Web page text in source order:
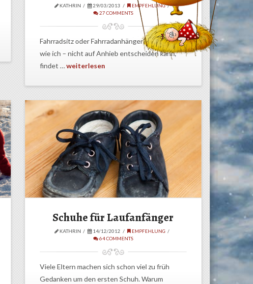
KATHRIN 29/03/2013
EMPFEHLUNG
27 COMMENTS
Fahrradsitz oder Fahrradanhänger? Wer sich –
wie ich – nicht auf Anhieb entscheiden kann,
findet …weiterlesen
Schuhe für Laufanfänger
KATHRIN 14/12/2012
EMPFEHLUNG
64 COMMENTS
Viele Eltern machen sich schon viel zu früh
Gedanken um den ersten Schuh. Warum